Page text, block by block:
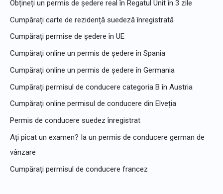
Obțineți un permis de ședere real în Regatul Unit în 3 zile
Cumpărați carte de rezidență suedeză înregistrată
Cumpărați permise de ședere în UE
Cumpărați online un permis de ședere în Spania
Cumpărați online un permis de ședere în Germania
Cumpărați permisul de conducere categoria B în Austria
Cumpărați online permisul de conducere din Elveția
Permis de conducere suedez înregistrat
Ați picat un examen? Ia un permis de conducere german de
vânzare
Cumpărați permisul de conducere francez